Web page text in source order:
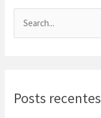
iPosts recentes